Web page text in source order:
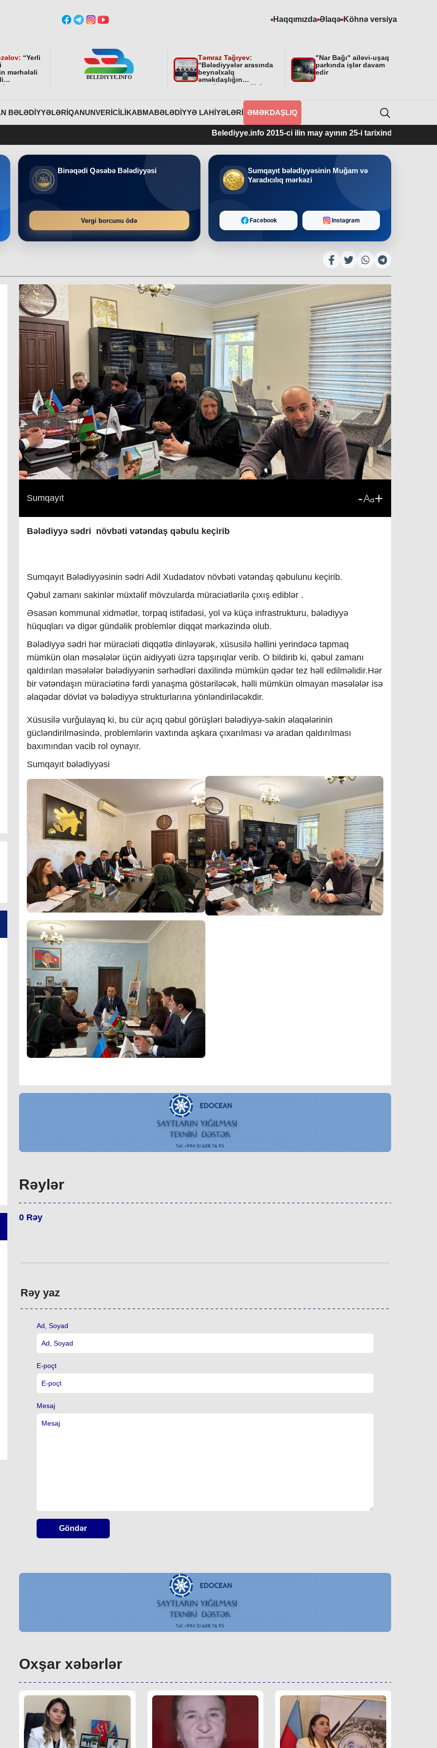
Haqqımızda Əlaqə Köhnə versiya
“Yerli
mərhələli
”
Təmraz Tağıyev:
“Bələdiyyələr arasında
beynəlxalq
əməkdaşlığın
qurulmasının mühüm
"Nar Bağı" ailəvi-uşaq
parkında işlər davam
edir
BƏLƏDIYYƏLƏRIQANUNVERICILIKABMABƏLƏDIYYƏ LAHIYƏLƏRI ƏMƏKDAŞLIQ
Belediyye.info 2015-ci ilin may ayının 25-i tarixindən fəaliyyətdədir.
Binəqədi Qəsəbə Bələdiyyəsi
Vergi borcunu ödə
Sumqayıt bələdiyyəsinin Muğam və
Yaradıcılıq mərkəzi
Facebook Instagram
Sumqayıt - +
Bələdiyyə sədri növbəti vətəndaş qəbulu keçirib
Sumqayıt Bələdiyyəsinin sədri Adil Xudadatov növbəti vətəndaş qəbulunu keçirib.
Qəbul zamanı sakinlər müxtəlif mövzularda müraciətlərilə çıxış ediblər .
Əsasən kommunal xidmətlər, torpaq istifadəsi, yol və küçə infrastrukturu, bələdiyyə
hüquqları və digər gündəlik problemlər diqqət mərkəzində olub.
Bələdiyyə sədri hər müraciəti diqqətlə dinləyərək, xüsusilə həllini yerindəcə tapmaq
mümkün olan məsələlər üçün aidiyyəti üzrə tapşırıqlar verib.O bildirib ki, qəbul zamanı
qaldırılan məsələlər bələdiyyənin sərhədləri daxilində mümkün qədər tez həll edilməlidir.Hər
bir vətəndaşın müraciətinə fərdi yanaşma göstəriləcək, həlli mümkün olmayan məsələlər isə
əlaqədar dövlət və bələdiyyə strukturlarına yönləndiriləcəkdir.
Xüsusilə vurğulayaq ki, bu cür açıq qəbul görüşləri bələdiyyə-sakin əlaqələrinin
gücləndirilməsində, problemlərin vaxtında aşkara çıxarılması və aradan qaldırılması
baxımından vacib rol oynayır.
Sumqayıt bələdiyyəsi
Rəylər
0 Rəy
Rəy yaz
Ad, Soyad
E-poçt
Mesaj
Göndər
Oxşar xəbərlər